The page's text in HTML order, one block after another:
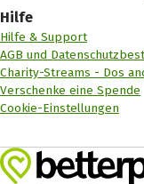
Hilfe
Hilfe & Support
AGB und
Charity-Streams - Dos
Verschenke eine Spende
Cookie-Einstellungen